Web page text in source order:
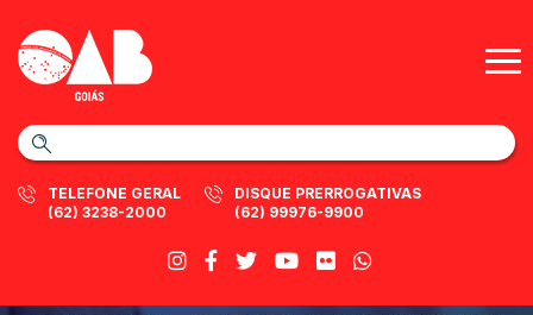
TELEFONE GERAL
(62) 3238-2000
DISQUE PRERROGATIVAS
(62) 99976-9900